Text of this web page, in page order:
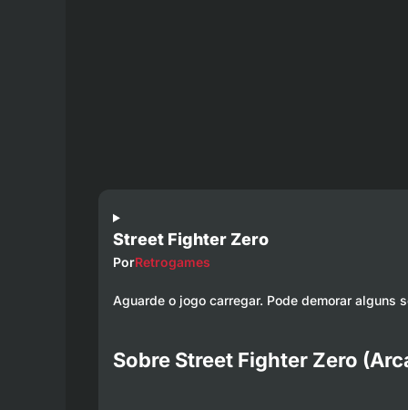
Street Fighter Zero
PorRetrogames
Aguarde o jogo carregar. Pode demorar alguns
Sobre Street Fighter Zero